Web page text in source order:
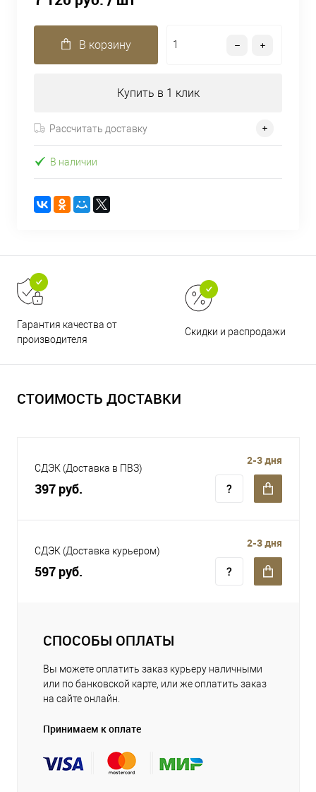
В корзину
Купить в 1 клик
Рассчитать доставку
В наличии
Гарантия качества от
производителя
Скидки и распродажи
СТОИМОСТЬ ДОСТАВКИ
СДЭК (Доставка в ПВЗ)
397 руб.
2-3 дня
СДЭК (Доставка курьером)
597 руб.
2-3 дня
СПОСОБЫ ОПЛАТЫ
Вы можете оплатить заказ курьеру наличными
или по банковской карте, или же оплатить заказ
на сайте онлайн.
Принимаем к оплате